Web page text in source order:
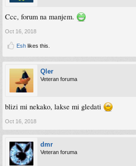
Ccc, forum na manjem.
Oct 16, 2018
Esh likes this.
Qler
Veteran foruma
blizi mi nekako, lakse mi gledati
Oct 16, 2018
dmr
Veteran foruma